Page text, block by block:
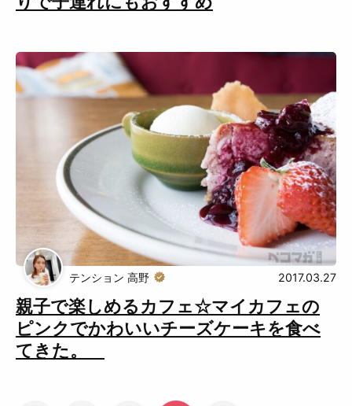
親子で楽しめるカフェ☆マイカフェの
ピンクでかわいいチーズケーキを食べ
てきた。
テンション 高野 2017.03.27